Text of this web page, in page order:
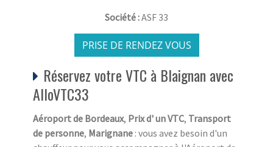
Société :ASF 33
PRISE DE RENDEZ VOUS
Réservez votre VTC à Blaignan avec
AlloVTC33
Aéroport de Bordeaux, Prix d' un VTC, Transport
de personne, Marignane : vous avez besoin d'un